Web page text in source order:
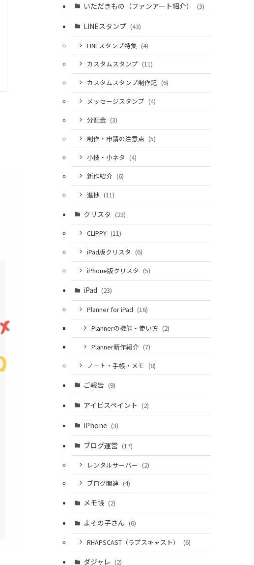
いただきもの（ファンアート紹介） (3)
LINEスタンプ (43)
LINEスタンプ特集 (4)
カスタムスタンプ (11)
カスタムスタンプ制作記 (6)
メッセージスタンプ (4)
分配金 (3)
制作・申請の注意点 (5)
小技・小ネタ (4)
新作紹介 (6)
進捗 (11)
クリスタ (23)
CLIPPY (11)
iPad版クリスタ (6)
iPhone版クリスタ (5)
iPad (23)
Planner for iPad (16)
Plannerの機能・使い方 (2)
Planner新作紹介 (7)
ノート・手帳・メモ (8)
ご報告 (9)
アイビスペイント (2)
iPhone (3)
ブログ運営 (17)
レンタルサーバー (2)
ブログ関連 (4)
メモ帳 (2)
よその子さん (6)
RHAPSCAST（ラプスキャスト） (6)
ダジャレ (2)